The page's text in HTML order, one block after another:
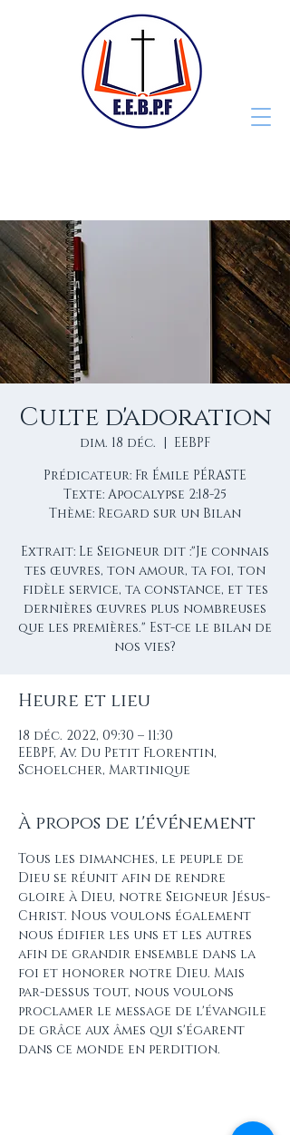
Culte d'adoration
dim. 18 déc.
  |
EEBPF
Prédicateur: Fr Émile PÉRASTE
Texte: Apocalypse 2:18-25
Thème: Regard sur un Bilan
Extrait: Le Seigneur dit :"Je connais
tes œuvres, ton amour, ta foi, ton
fidèle service, ta constance, et tes
dernières œuvres plus nombreuses
que les premières." Est-ce le bilan de
nos vies?
Heure et lieu
18 déc. 2022, 09:30 – 11:30
EEBPF, Av. Du Petit Florentin,
Schoelcher, Martinique
À propos de l'événement
Tous les dimanches, le peuple de
Dieu se réunit afin de rendre
gloire à Dieu, notre Seigneur Jésus-
Christ. Nous voulons également
nous édifier les uns et les autres
afin de grandir ensemble dans la
foi et honorer notre Dieu. Mais
par-dessus tout, nous voulons
proclamer le message de l'évangile
de grâce aux âmes qui s'égarent
dans ce monde en perdition.